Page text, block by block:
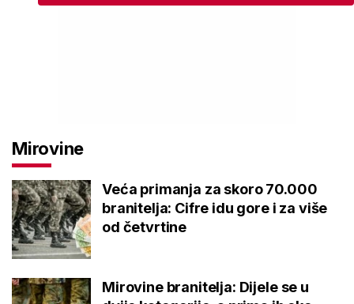
Mirovine
Veća primanja za skoro 70.000
branitelja: Cifre idu gore i za više
od četvrtine
Mirovine branitelja: Dijele se u